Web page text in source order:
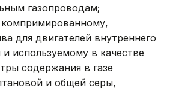
газопроводам;
для двигателей внутреннего
используемому в качестве
содержания в газе
и общей серы,